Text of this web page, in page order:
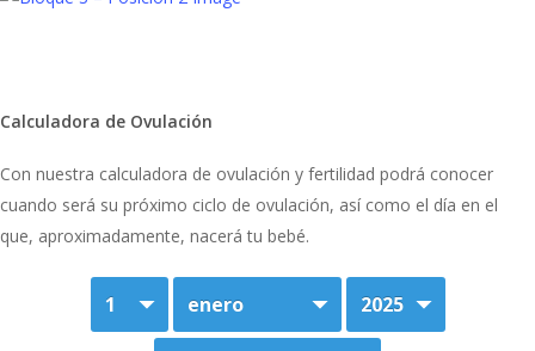
Calculadora de Ovulación
Con nuestra calculadora de ovulación y fertilidad podrá conocer
cuando será su próximo ciclo de ovulación, así como el día en el
que, aproximadamente, nacerá tu bebé.